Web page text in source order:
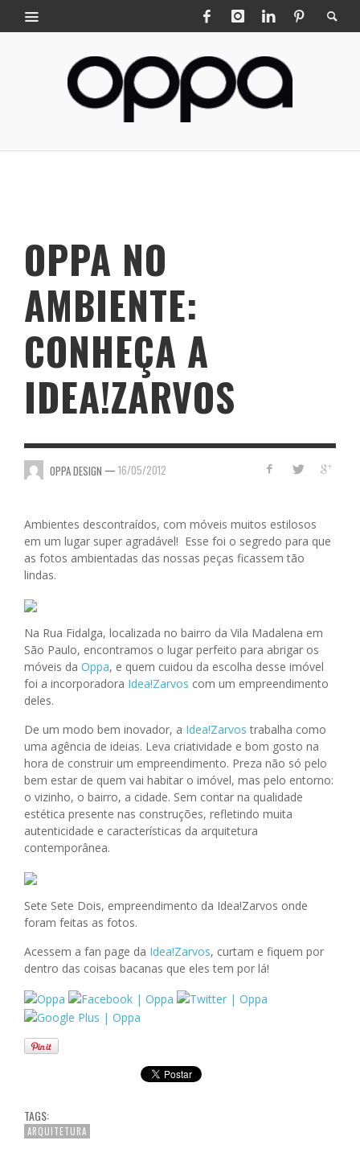
OPPA NO
AMBIENTE:
CONHEÇA A
IDEA!ZARVOS
OPPA DESIGN — 16/05/2012
Ambientes descontraídos, com móveis muitos estilosos
em um lugar super agradável! Esse foi o segredo para que
as fotos ambientadas das nossas peças ficassem tão
lindas.
Na Rua Fidalga, localizada no bairro da Vila Madalena em
São Paulo, encontramos o lugar perfeito para abrigar os
móveis da Oppa, e quem cuidou da escolha desse imóvel
foi a incorporadora Idea!Zarvos com um empreendimento
deles.
De um modo bem inovador, a Idea!Zarvos trabalha como
uma agência de ideias. Leva criatividade e bom gosto na
hora de construir um empreendimento. Preza não só pelo
bem estar de quem vai habitar o imóvel, mas pelo entorno:
o vizinho, o bairro, a cidade. Sem contar na qualidade
estética presente nas construções, refletindo muita
autenticidade e características da arquitetura
contemporânea.
Sete Sete Dois, empreendimento da Idea!Zarvos onde
foram feitas as fotos.
Acessem a fan page da Idea!Zarvos, curtam e fiquem por
dentro das coisas bacanas que eles tem por lá!
TAGS:
ARQUITETURA